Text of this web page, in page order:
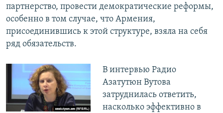
партнерство, провести демократические реформы,
особенно в том случае, что Армения,
присоединившись к этой структуре, взяла на себя
ряд обязательств.
В интервью Радио
Азатутюн Вутова
затруднилась ответить,
насколько эффективно в